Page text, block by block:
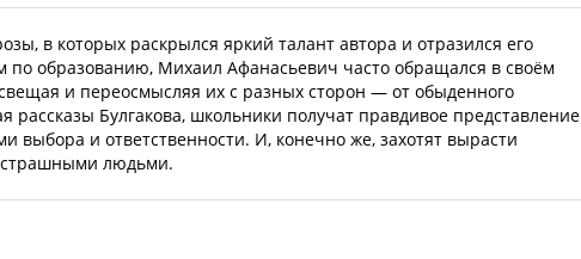
в которых раскрылся яркий талант автора и отразился его
образованию, Михаил Афанасьевич часто обращался в своём
и переосмысляя их с разных сторон — от обыденного
рассказы Булгакова, школьники получат правдивое представление
выбора и ответственности. И, конечно же, захотят вырасти
людьми.